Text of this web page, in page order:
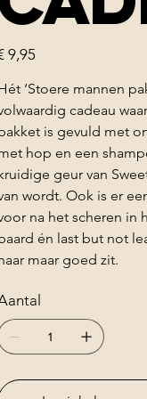
9,95
‘Stoere mannen
cadeau
is gevuld met
hop en een
geur van
wordt. Ook is er
na het scheren in
én last but not
maar goed zit.